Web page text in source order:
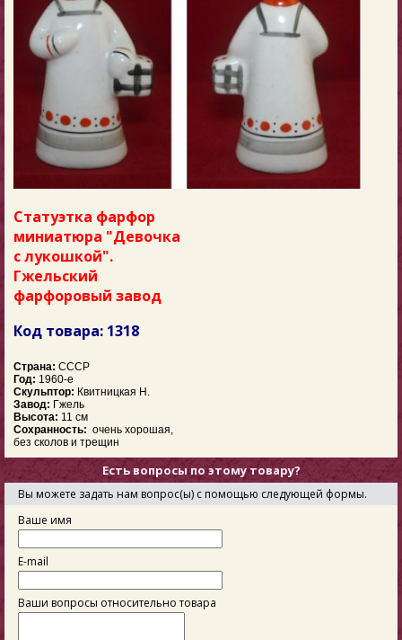
Статуэтка фарфор
миниатюра "Девочка
с лукошкой".
Гжельский
фарфоровый завод
Код товара: 1318
Страна: СССР
Год: 1960-е
Скульптор: Квитницкая Н.
Завод: Гжель
Высота: 11 см
Сохранность: очень хорошая,
без сколов и трещин
Есть вопросы по этому товару?
Вы можете задать нам вопрос(ы) с помощью следующей формы.
Ваше имя
E-mail
Ваши вопросы относительно товара